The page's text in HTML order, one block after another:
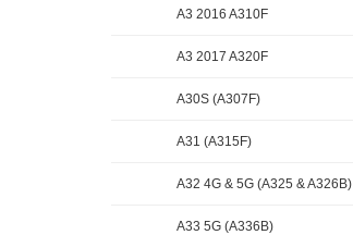
A3 2016 A310F
A3 2017 A320F
A30S (A307F)
A31 (A315F)
A32 4G & 5G (A325 & A326B)
A33 5G (A336B)